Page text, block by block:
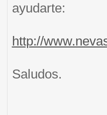
ayudarte:
http://
Saludos.